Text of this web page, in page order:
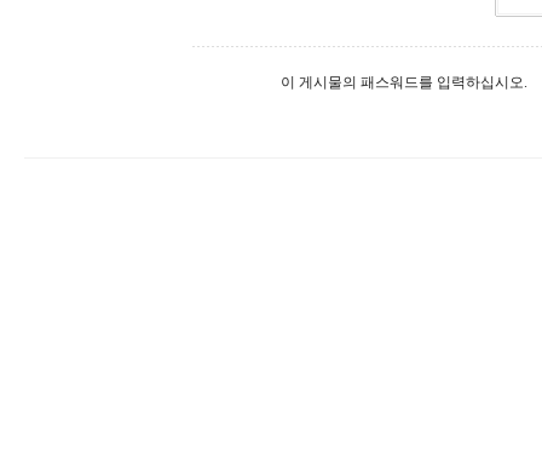
이 게시물의 패스워드를 입력하십시오.